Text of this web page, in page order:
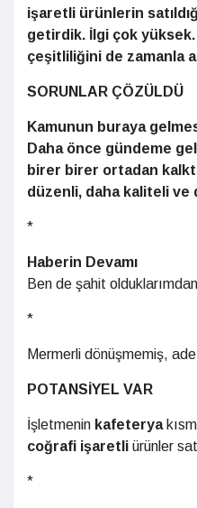
işaretli ürünlerin
getirdik. İlgi çok
çeşitliliğini de zamanla
SORUNLAR ÇÖZÜLDÜ
Kamunun buraya
Daha önce gündeme
birer birer ortadan
düzenli, daha kaliteli ve
*
Haberin Devamı
Ben de şahit
*
Mermerli dönüşmemiş,
POTANSİYEL VAR
İşletmenin kafeterya
coğrafi işaretli ürünler
*